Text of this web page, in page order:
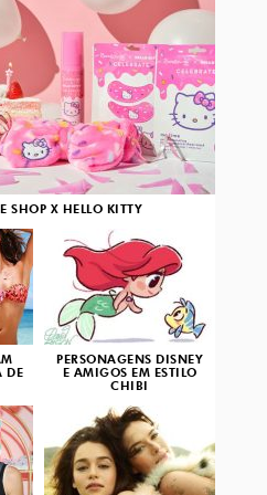
SHOP X HELLO KITTY
DE
PERSONAGENS DISNEY
E AMIGOS EM ESTILO
CHIBI
3